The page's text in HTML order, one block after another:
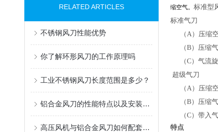
RELATED ARTICLES
不锈钢风刀性能优势
你了解环形风刀的工作原理吗
工业不锈钢风刀长度范围是多少？
铝合金风刀的性能特点以及安装使用
高压风机与铝合金风刀如何配套使用
缩空气。 标准型
标准气刀
（A）压缩空
（B）压缩气
（C）气流旋
超级气刀
（A）压缩空
（B）压缩气
（C）带入气
特点